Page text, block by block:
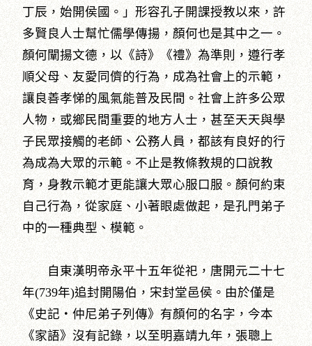
丁辰，始開侯國。」形容孔子開課授教以來，許
多賢良人士幫忙儒學傳揚，顏何也是其中之一。
顏何闡揚文德，以《詩》《禮》為準則，遵行孝
順父母、友愛同儕的行為，成為社會上的示範，
讓良善孝悌的風氣能普及民間。社會上許多公眾
人物，或鄉民間重要的地方人士，甚至天天與學
子民眾接觸的老師、公務人員，都該有良好的行
為成為大眾的示範。不止是教條教規的口說教
育，身教示範才更能讓大眾心服口服。顏何約束
自己行為，從家庭、小著眼處做起，是孔門弟子
中的一種典型、模範。
自東漢明帝永平十五年從祀，唐開元二十七
年(739年)追封開陽伯，宋封堂邑侯。由於僅是
《史記‧仲尼弟子列傳》有顏何的名字，今本
《家語》沒有記錄，以至明嘉靖九年，張聰上